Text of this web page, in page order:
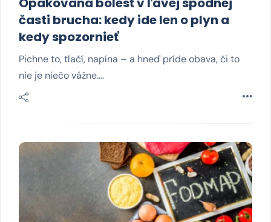
časti brucha: kedy ide len o plyn a
kedy spozornieť
Pichne to, tlačí, napína – a hneď príde obava, či to
nie je niečo vážne.…